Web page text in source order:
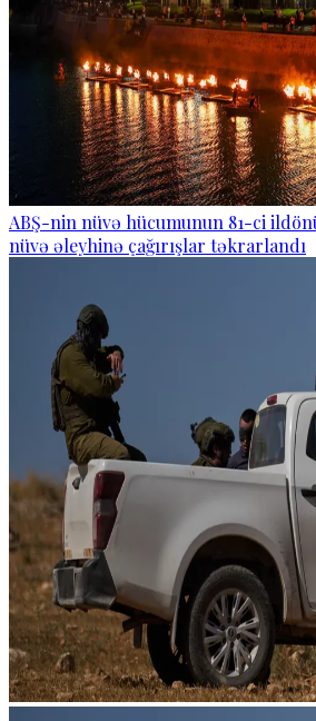
ABŞ-nin nüvə hücumunun 81-ci
nüvə əleyhinə çağırışlar təkrarlandı